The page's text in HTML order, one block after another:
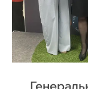
Объединяем лучшие
образовательные
практики России и мира
119049, Москва,
ул. Шаболовка, д. 2
+7 (925)025 94 00
ENG